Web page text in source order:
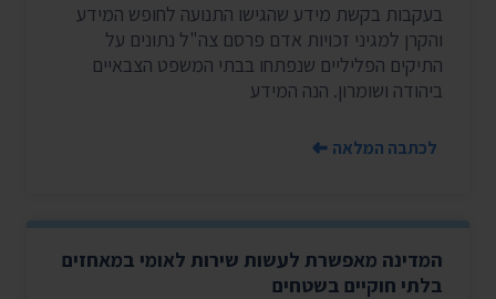
בעקבות בקשת מידע שהגישו התנועה לחופש המידע
והקרן למגיני זכויות אדם פרסם צה"ל נתונים על
התיקים הפליליים שנפתחו בבתי המשפט הצבאיים
ביהודה ושומרון. הנה המידע
לכתבה המלאה
המדינה מאפשרת לעשות שירות לאומי במאחזים
בלתי חוקיים בשטחים